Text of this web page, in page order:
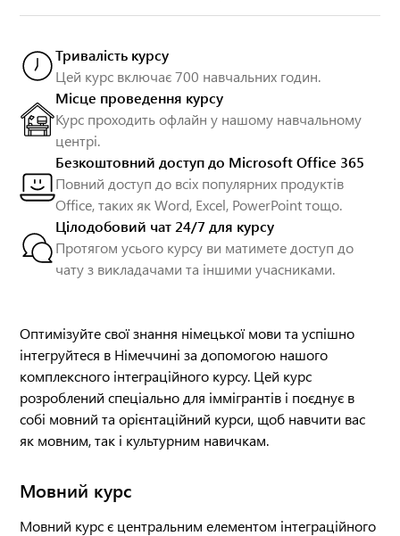
Тривалість курсу
Цей курс включає 700 навчальних годин.
Місце проведення курсу
Курс проходить офлайн у нашому навчальному
центрі.
Безкоштовний доступ до Microsoft Office 365
Повний доступ до всіх популярних продуктів
Office, таких як Word, Excel, PowerPoint тощо.
Цілодобовий чат 24/7 для курсу
Протягом усього курсу ви матимете доступ до
чату з викладачами та іншими учасниками.
Оптимізуйте свої знання німецької мови та успішно
інтегруйтеся в Німеччині за допомогою нашого
комплексного інтеграційного курсу. Цей курс
розроблений спеціально для іммігрантів і поєднує в
собі мовний та орієнтаційний курси, щоб навчити вас
як мовним, так і культурним навичкам.
Мовний курс
Мовний курс є центральним елементом інтеграційного